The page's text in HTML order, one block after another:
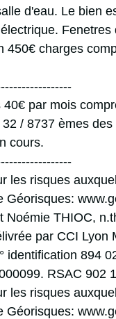
d'eau. Le bien
450€ charges
par mois
/ 8737 èmes
cours.
les risques
Géorisques:
Noémie THIOC,
par CCI Lyon
identification 894
RSAC 902
les risques
Géorisques: